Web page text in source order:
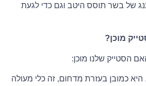
של בשר תוסס היטב וגם כדי לגעת
הסטייק שלנו מוכן:
כמובן בעזרת מדחום, זה כלי מעולה